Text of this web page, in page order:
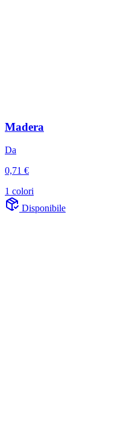
Madera
Da
0,71 €
1 colori
Disponibile